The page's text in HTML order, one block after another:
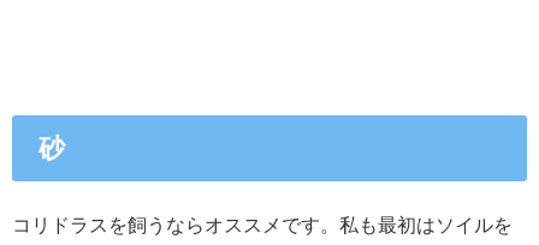
砂
コリドラスを飼うならオススメです。私も最初はソイルを